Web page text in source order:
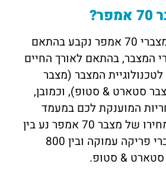
טווח המחירים של מצברי 70 אמפר נקבע בהתאם
המצבר, בהתאם לאורך החיים
המצבר (מצבר
סטארט & סטופ), וכמובן,
המוענקת לכם במעמד
הרכישה. בממוצע, מחירו של מצבר 70 אמפר נע בין
700 ל-800 ₪ למצברי פריקה עמוקה ובין 800